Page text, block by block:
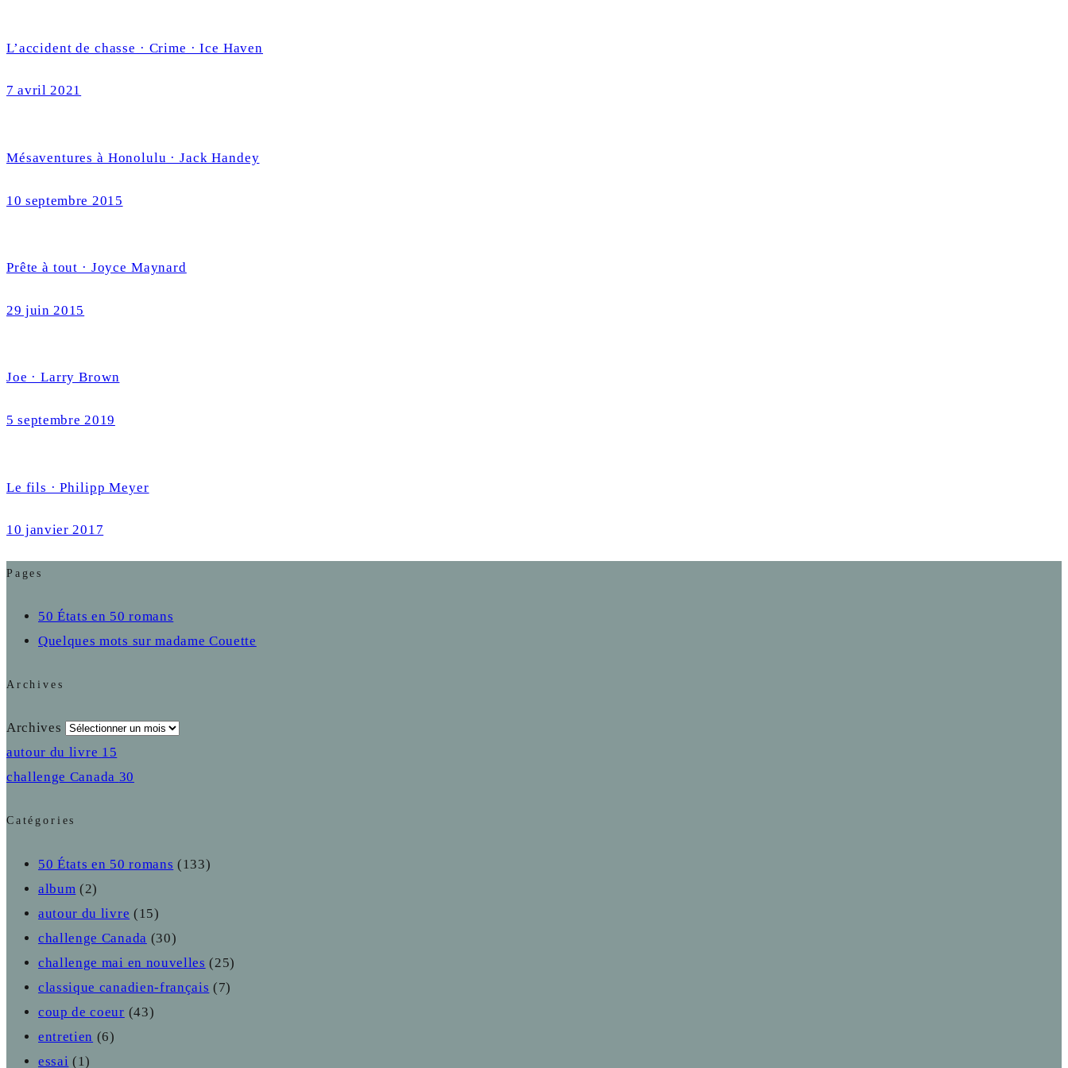
L’accident de chasse · Crime · Ice Haven
7 avril 2021
Mésaventures à Honolulu · Jack Handey
10 septembre 2015
Prête à tout · Joyce Maynard
29 juin 2015
Joe · Larry Brown
5 septembre 2019
Le fils · Philipp Meyer
10 janvier 2017
Pages
50 États en 50 romans
Quelques mots sur madame Couette
Archives
Archives
autour du livre 15
challenge Canada 30
Catégories
50 États en 50 romans (133)
album (2)
autour du livre (15)
challenge Canada (30)
challenge mai en nouvelles (25)
classique canadien-français (7)
coup de coeur (43)
entretien (6)
essai (1)